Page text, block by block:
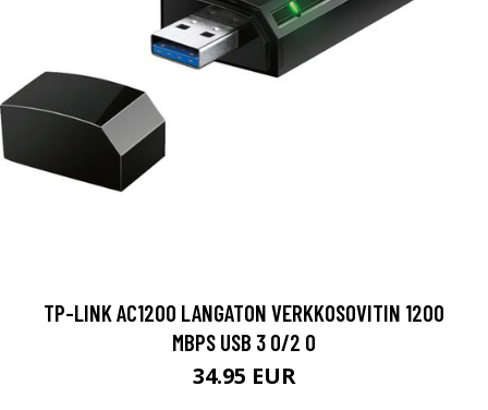
TP-LINK AC1200 LANGATON VERKKOSOVITIN 1200
MBPS USB 3 0/2 0
34.95 EUR